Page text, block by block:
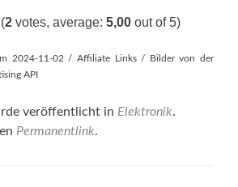
(2 votes, average: 5,00 out of 5)
2024-11-02 / Affiliate Links / Bilder von der
API
veröffentlicht in Elektronik.
Permanentlink.